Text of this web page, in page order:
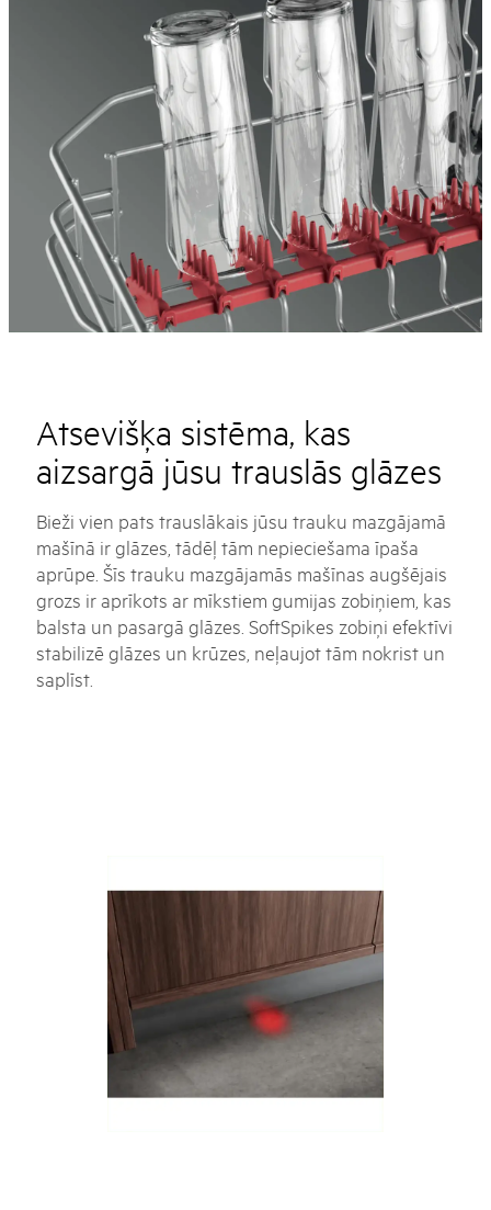
Atsevišķa sistēma, kas
aizsargā jūsu trauslās glāzes
Bieži vien pats trauslākais jūsu trauku mazgājamā
mašīnā ir glāzes, tādēļ tām nepieciešama īpaša
aprūpe. Šīs trauku mazgājamās mašīnas augšējais
grozs ir aprīkots ar mīkstiem gumijas zobiņiem, kas
balsta un pasargā glāzes. SoftSpikes zobiņi efektīvi
stabilizē glāzes un krūzes, neļaujot tām nokrist un
saplīst.